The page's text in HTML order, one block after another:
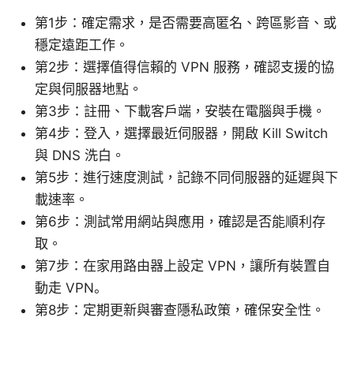
第1步：確定需求，是否需要高匿名、跨區影音、或
穩定遠距工作。
第2步：選擇值得信賴的 VPN 服務，確認支援的協
定與伺服器地點。
第3步：註冊、下載客戶端，安裝在電腦與手機。
第4步：登入，選擇最近伺服器，開啟 Kill Switch
與 DNS 洗白。
第5步：進行速度測試，記錄不同伺服器的延遲與下
載速率。
第6步：測試常用網站與應用，確認是否能順利存
取。
第7步：在家用路由器上設定 VPN，讓所有裝置自
動走 VPN。
第8步：定期更新與審查隱私政策，確保安全性。